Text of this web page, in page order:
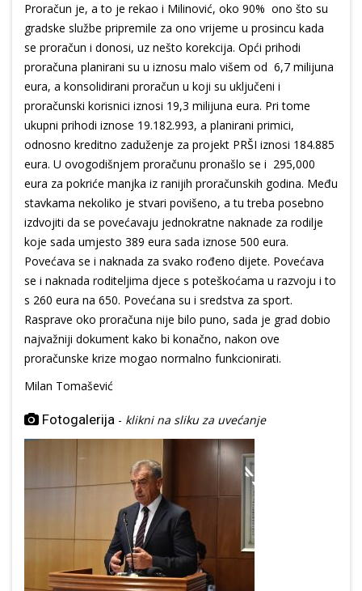
Proračun je, a to je rekao i Milinović, oko 90% ono što su
gradske službe pripremile za ono vrijeme u prosincu kada
se proračun i donosi, uz nešto korekcija. Opći prihodi
proračuna planirani su u iznosu malo višem od 6,7 milijuna
eura, a konsolidirani proračun u koji su uključeni i
proračunski korisnici iznosi 19,3 milijuna eura. Pri tome
ukupni prihodi iznose 19.182.993, a planirani primici,
odnosno kreditno zaduženje za projekt PRŠI iznosi 184.885
eura. U ovogodišnjem proračunu pronašlo se i 295,000
eura za pokriće manjka iz ranijih proračunskih godina. Među
stavkama nekoliko je stvari povišeno, a tu treba posebno
izdvojiti da se povećavaju jednokratne naknade za rodilje
koje sada umjesto 389 eura sada iznose 500 eura.
Povećava se i naknada za svako rođeno dijete. Povećava
se i naknada roditeljima djece s poteškoćama u razvoju i to
s 260 eura na 650. Povećana su i sredstva za sport.
Rasprave oko proračuna nije bilo puno, sada je grad dobio
najvažniji dokument kako bi konačno, nakon ove
proračunske krize mogao normalno funkcionirati.
Milan Tomašević
Fotogalerija - klikni na sliku za uvećanje